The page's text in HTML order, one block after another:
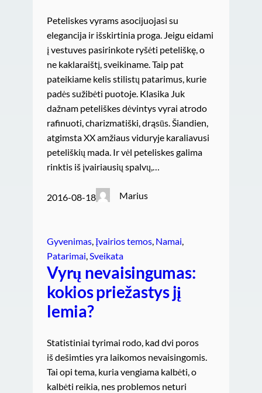
Peteliskes vyrams asocijuojasi su
elegancija ir išskirtinia proga. Jeigu eidami
į vestuves pasirinkote ryšėti peteliškę, o
ne kaklaraištį, sveikiname. Taip pat
pateikiame kelis stilistų patarimus, kurie
padės sužibėti puotoje. Klasika Juk
dažnam peteliškes dėvintys vyrai atrodo
rafinuoti, charizmatiški, drąsūs. Šiandien,
atgimsta XX amžiaus viduryje karaliavusi
peteliškių mada. Ir vėl peteliskes galima
rinktis iš įvairiausių spalvų,…
2016-08-18 Marius
Gyvenimas, Įvairios temos, Namai
Patarimai, Sveikata
Vyrų nevaisingumas:
kokios priežastys jį
lemia?
Statistiniai tyrimai rodo, kad dvi poros
iš dešimties yra laikomos nevaisingomis.
Tai opi tema, kuria vengiama kalbėti, o
kalbėti reikia, nes problemos neturi